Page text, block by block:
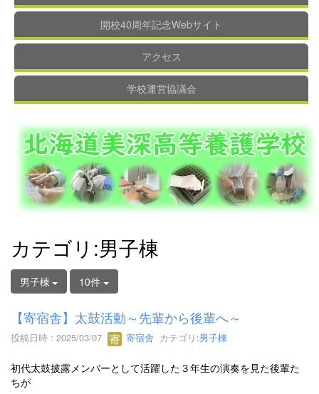
開校40周年記念Webサイト
アクセス
学校運営協議会
カテゴリ:男子棟
男子棟 10件
【寄宿舎】太鼓活動～先輩から後輩へ～
投稿日時 : 2025/03/07 寄宿舎 カテゴリ:男子棟
初代太鼓披露メンバーとして活躍した３年生の演奏を見た後輩た
ちが